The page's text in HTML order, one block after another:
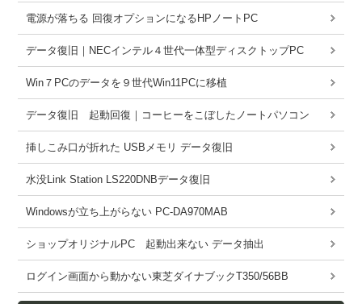
電源が落ちる 回復オプションになるHPノートPC
データ復旧｜NECインテル４世代一体型ディスクトップPC
Win７PCのデータを９世代Win11PCに移植
データ復旧 起動回復｜コーヒーをこぼしたノートパソコン
挿しこみ口が折れた USBメモリ データ復旧
水没Link Station LS220DNBデータ復旧
Windowsが立ち上がらない PC-DA970MAB
ショップオリジナルPC 起動出来ない データ抽出
ログイン画面から動かない東芝ダイナブックT350/56BB